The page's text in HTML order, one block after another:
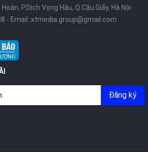
P.Dịch Vọng Hậu, Q.Cầu Giấy, Hà Nội
- Email: xtmedia.group@gmail.com
Đăng ký